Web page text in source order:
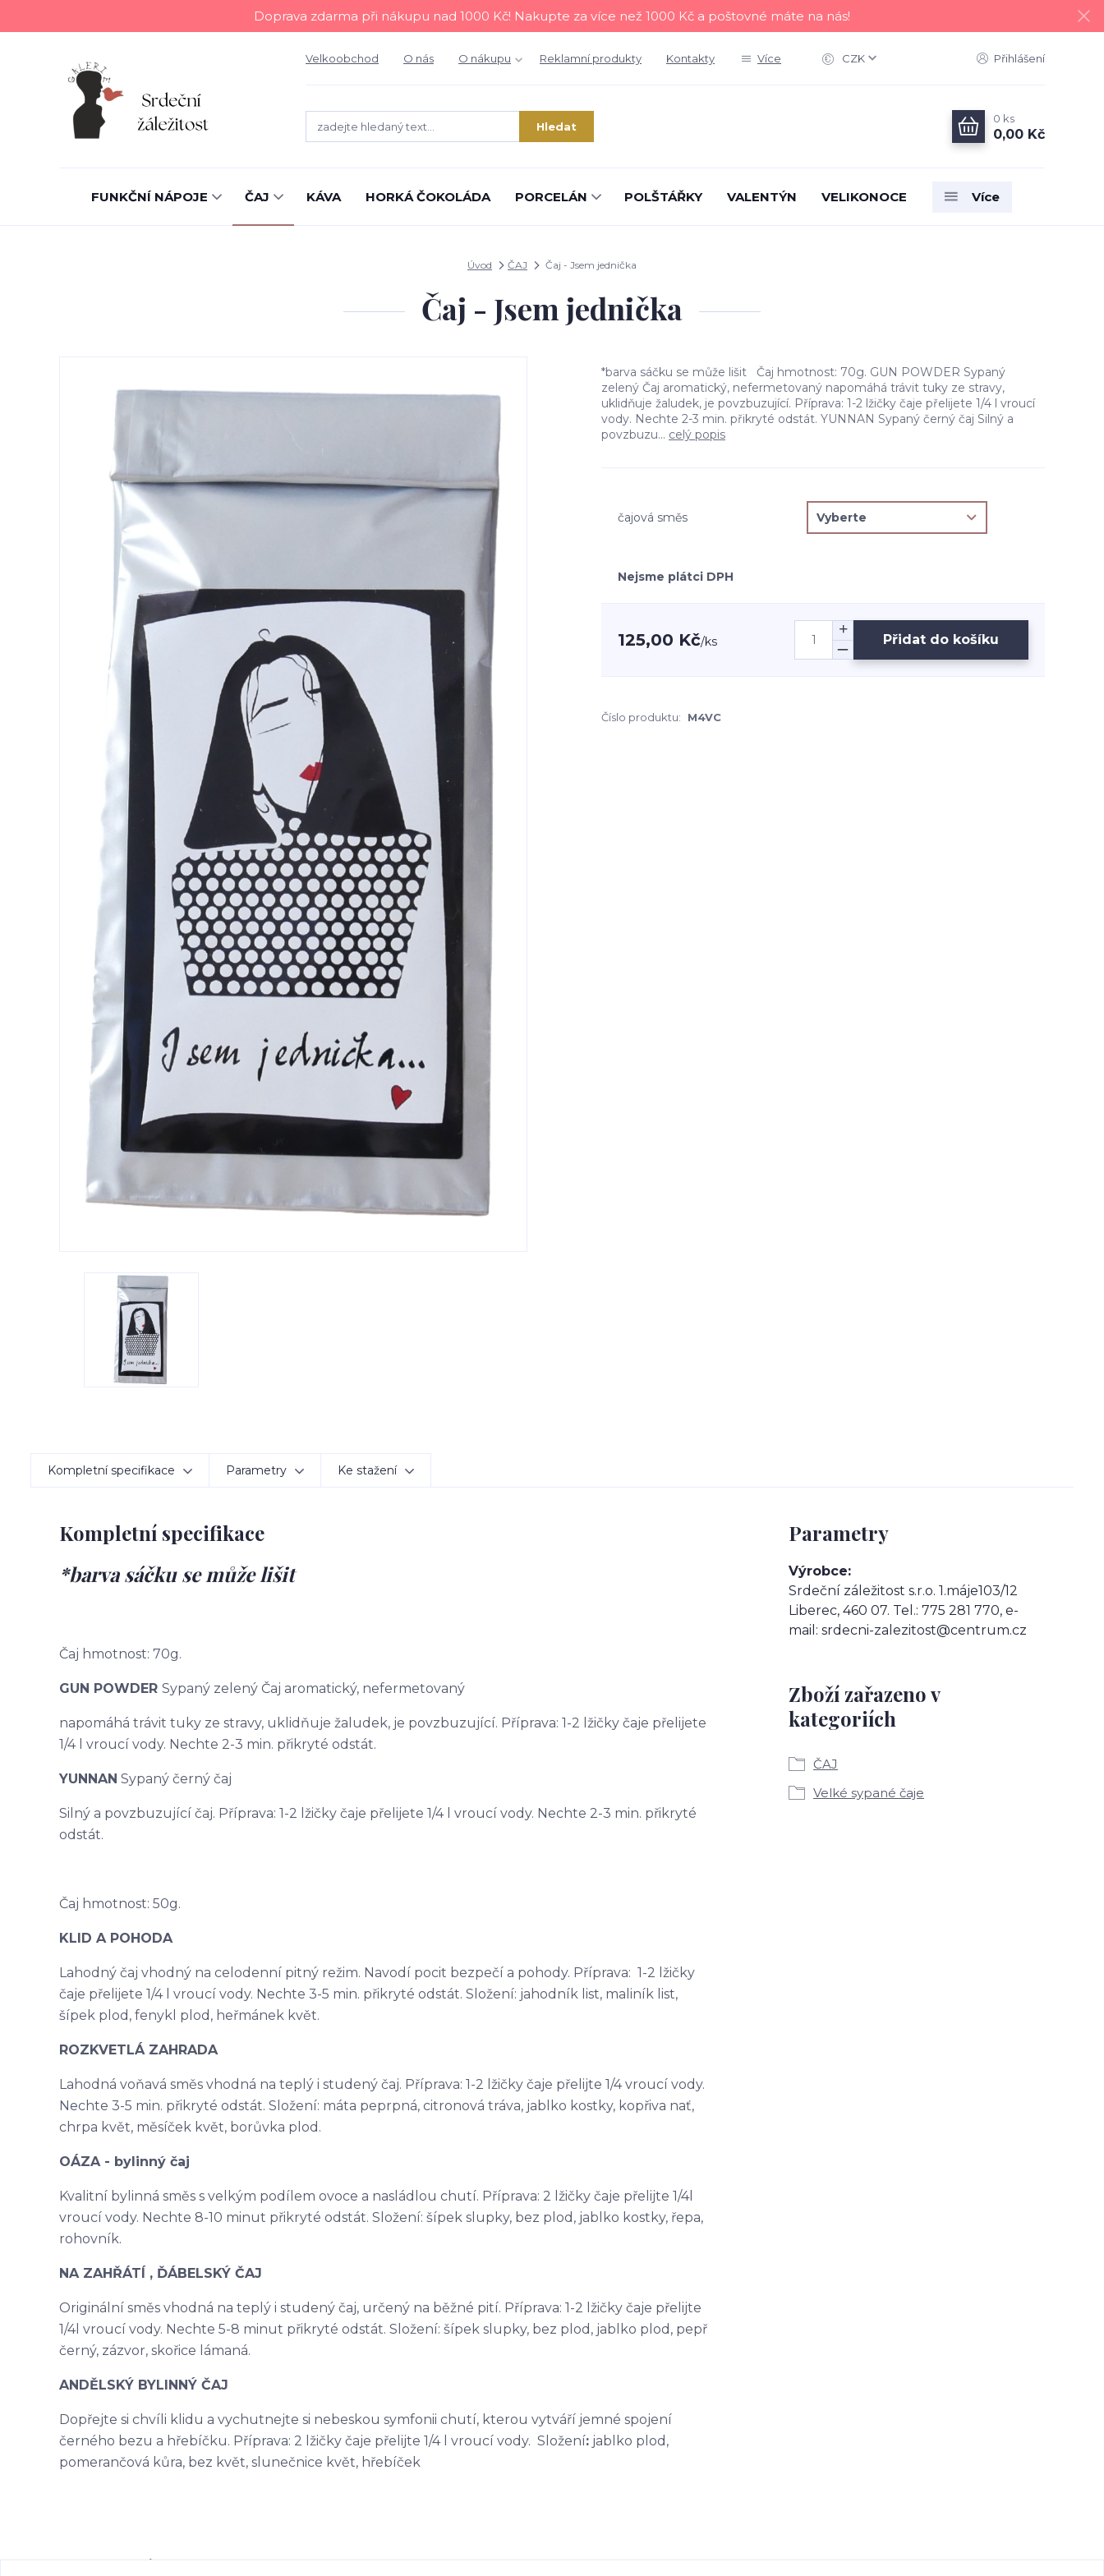
Doprava zdarma při nákupu nad 1000 Kč! Nakupte za více než 1000 Kč a poštovné máte na nás!
Velkoobchod O nás O nákupu Reklamní produkty Kontakty Více CZK Přihlášení
Hledat
0 ks
0,00 Kč
FUNKČNÍ NÁPOJE ČAJ KÁVA HORKÁ ČOKOLÁDA PORCELÁN POLŠTÁŘKY VALENTÝN VELIKONOCE Více
Úvod ČAJ Čaj - Jsem jednička
Čaj - Jsem jednička
*barva sáčku se může lišit Čaj hmotnost: 70g. GUN POWDER Sypaný
zelený Čaj aromatický, nefermetovaný napomáhá trávit tuky ze stravy,
uklidňuje žaludek, je povzbuzující. Příprava: 1-2 lžičky čaje přelijete 1/4 l vroucí
vody. Nechte 2-3 min. přikryté odstát. YUNNAN Sypaný černý čaj Silný a
povzbuzu... celý popis
čajová směs
Nejsme plátci DPH
125,00 Kč/ks Přidat do košíku
Číslo produktu: M4VC
Kompletní specifikace Parametry Ke stažení
Kompletní specifikace
*barva sáčku se může lišit
Čaj hmotnost: 70g.
GUN POWDER Sypaný zelený Čaj aromatický, nefermetovaný
napomáhá trávit tuky ze stravy, uklidňuje žaludek, je povzbuzující. Příprava: 1-2 lžičky čaje přelijete
1/4 l vroucí vody. Nechte 2-3 min. přikryté odstát.
YUNNAN Sypaný černý čaj
Silný a povzbuzující čaj. Příprava: 1-2 lžičky čaje přelijete 1/4 l vroucí vody. Nechte 2-3 min. přikryté
odstát.
Čaj hmotnost: 50g.
KLID A POHODA
Lahodný čaj vhodný na celodenní pitný režim. Navodí pocit bezpečí a pohody. Příprava: 1-2 lžičky
čaje přelijete 1/4 l vroucí vody. Nechte 3-5 min. přikryté odstát. Složení: jahodník list, maliník list,
šípek plod, fenykl plod, heřmánek květ.
ROZKVETLÁ ZAHRADA
Lahodná voňavá směs vhodná na teplý i studený čaj. Příprava: 1-2 lžičky čaje přelijte 1/4 vroucí vody.
Nechte 3-5 min. přikryté odstát. Složení: máta peprpná, citronová tráva, jablko kostky, kopřiva nať,
chrpa květ, měsíček květ, borůvka plod.
OÁZA - bylinný čaj
Kvalitní bylinná směs s velkým podílem ovoce a nasládlou chutí. Příprava: 2 lžičky čaje přelijte 1/4l
vroucí vody. Nechte 8-10 minut přikryté odstát. Složení: šípek slupky, bez plod, jablko kostky, řepa,
rohovník.
NA ZAHŘÁTÍ , ĎÁBELSKÝ ČAJ
Originální směs vhodná na teplý i studený čaj, určený na běžné pití. Příprava: 1-2 lžičky čaje přelijte
1/4l vroucí vody. Nechte 5-8 minut přikryté odstát. Složení: šípek slupky, bez plod, jablko plod, pepř
černý, zázvor, skořice lámaná.
ANDĚLSKÝ BYLINNÝ ČAJ
Dopřejte si chvíli klidu a vychutnejte si nebeskou symfonii chutí, kterou vytváří jemné spojení
černého bezu a hřebíčku. Příprava: 2 lžičky čaje přelijte 1/4 l vroucí vody. Složení: jablko plod,
pomerančová kůra, bez květ, slunečnice květ, hřebíček
Parametry
Výrobce
Srdeční záležitost s.r.o. 1.máje103/12
Liberec, 460 07. Tel.: 775 281 770, e-
mail: srdecni-zalezitost@centrum.cz
Zboží zařazeno v
kategoriích
ČAJ
Velké sypané čaje
Ke stažení